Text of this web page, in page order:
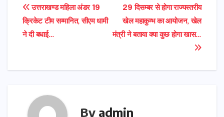
Post
navigation
29 दिसम्बर से होगा राज्यस्तरीय
खेल महाकुम्भ का आयोजन, खेल
मंत्री ने बताया क्या कुछ होगा खास…
उत्तराखण्ड महिला अंडर 19
क्रिकेट टीम सम्मानित, सीएम धामी
ने दी बधाई…
By admin